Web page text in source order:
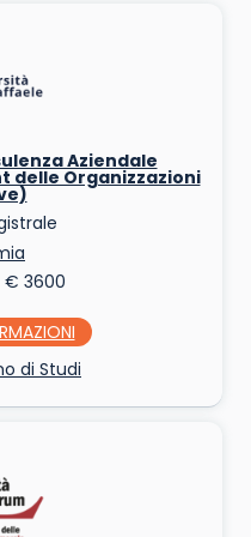
Aziendale
delle Organizzazioni
€ 3600
di Studi